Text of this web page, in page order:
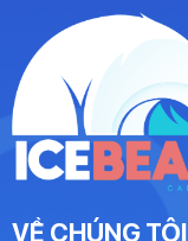
VỀ CHÚNG TÔI